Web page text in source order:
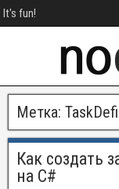
It's fun!
Метка:
Как создать
на C#